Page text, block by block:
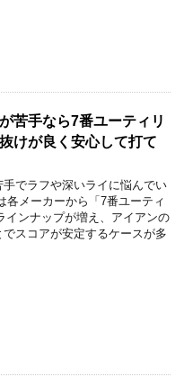
苦手なら7番ユーティリ
けが良く安心して打て
手でラフや深いライに悩んでい
各メーカーから「7番ユーティ
インナップが増え、アイアンの
スコアが安定するケースが多